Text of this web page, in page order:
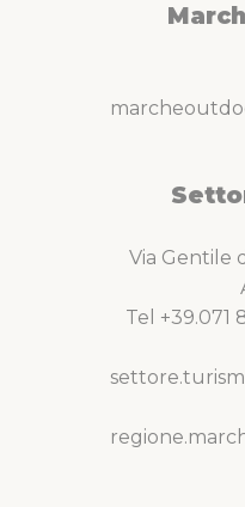
Via Gentile
Tel +39.071